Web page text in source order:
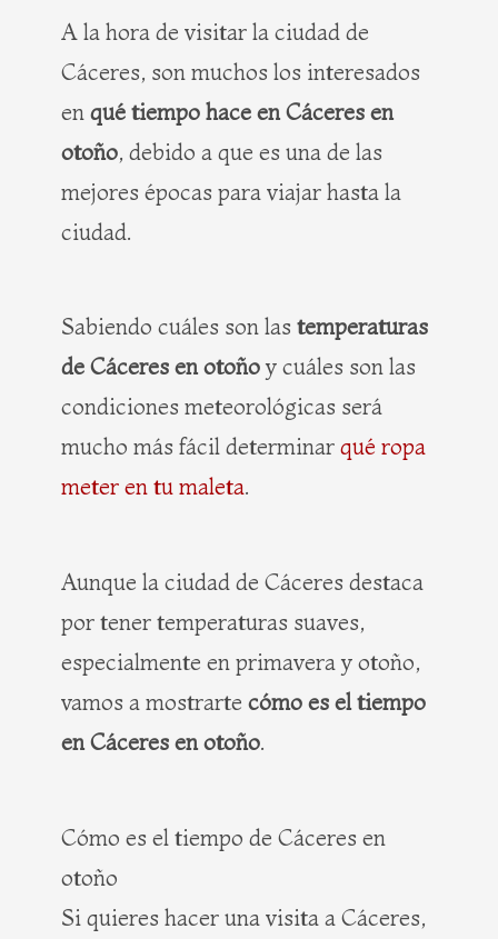
o
o
k
t
t
e
r
r
e
s
t
g
r
a
m
A la hora de visitar la ciudad de
Cáceres, son muchos los interesados
en qué tiempo hace en Cáceres en
otoño, debido a que es una de las
mejores épocas para viajar hasta la
ciudad.
Sabiendo cuáles son las temperaturas
de Cáceres en otoño y cuáles son las
condiciones meteorológicas será
mucho más fácil determinar qué ropa
meter en tu maleta.
Aunque la ciudad de Cáceres destaca
por tener temperaturas suaves,
especialmente en primavera y otoño,
vamos a mostrarte cómo es el tiempo
en Cáceres en otoño.
Cómo es el tiempo de Cáceres en
otoño
Si quieres hacer una visita a Cáceres,